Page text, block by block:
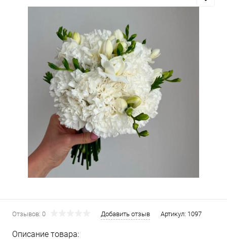
Отзывов: 0 Добавить отзыв Артикул: 1097
Описание товара: